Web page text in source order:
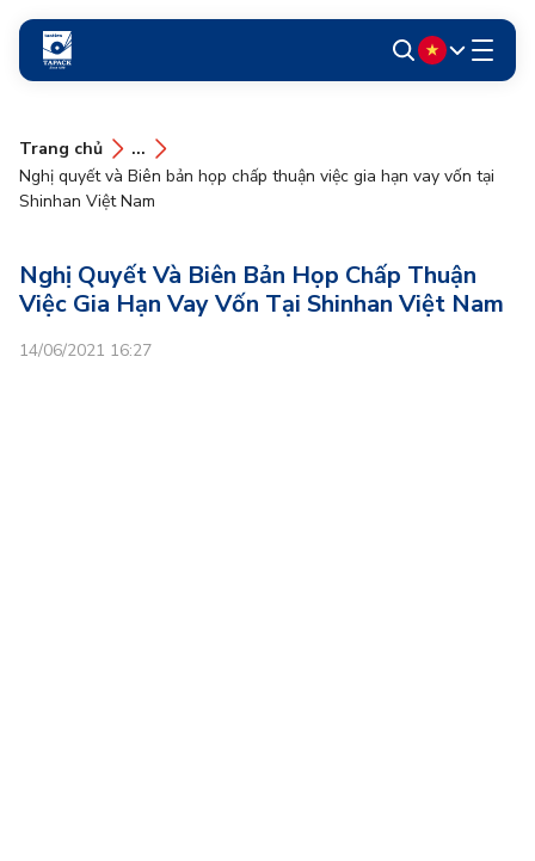
Trang chủ
...
Nghị quyết và Biên bản họp chấp thuận việc gia hạn vay vốn tại
Shinhan Việt Nam
Nghị Quyết Và Biên Bản Họp Chấp Thuận
Việc Gia Hạn Vay Vốn Tại Shinhan Việt Nam
14/06/2021 16:27